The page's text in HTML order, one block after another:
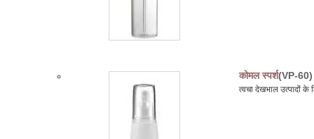
कोमल स्पर्श(VP-60)
त्वचा देखभाल उत्पादों के